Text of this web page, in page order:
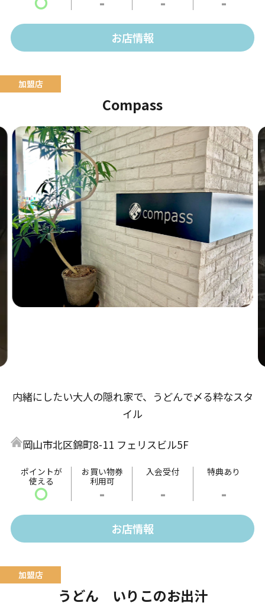
お店情報
Compass
内緒にしたい大人の隠れ家で、うどんで〆る粋なスタ
イル
岡山市北区錦町8-11 フェリスビル5F
ポイントが
使える
〇
お買い物券
利用可
-
入会受付
-
特典あり
-
お店情報
うどん いりこのお出汁